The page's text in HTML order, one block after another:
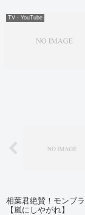
TV・YouTube
相葉君絶賛！モンブ
【嵐にしやがれ】